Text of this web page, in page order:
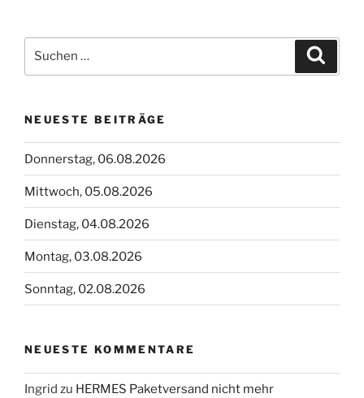
nach:
NEUESTE BEITRÄGE
Donnerstag, 06.08.2026
Mittwoch, 05.08.2026
Dienstag, 04.08.2026
Montag, 03.08.2026
Sonntag, 02.08.2026
NEUESTE KOMMENTARE
Ingrid zu HERMES Paketversand nicht mehr